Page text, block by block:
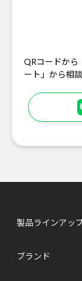
QRコードから
ート」から相
製品ラインアッ
ブランド